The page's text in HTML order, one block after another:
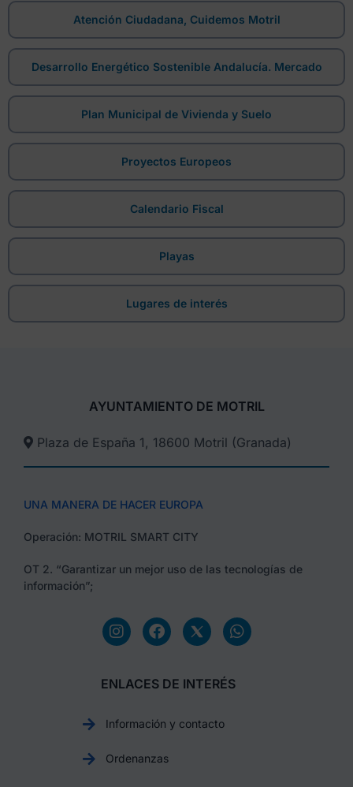
Atención Ciudadana, Cuidemos Motril
Desarrollo Energético Sostenible Andalucía. Mercado
Plan Municipal de Vivienda y Suelo
Proyectos Europeos
Calendario Fiscal
Playas
Lugares de interés
AYUNTAMIENTO DE MOTRIL
Plaza de España 1, 18600 Motril (Granada)​
UNA MANERA DE HACER EUROPA
Operación: MOTRIL SMART CITY
OT 2. “Garantizar un mejor uso de las tecnologías de
información”;
ENLACES DE INTERÉS
Información y contacto
Ordenanzas